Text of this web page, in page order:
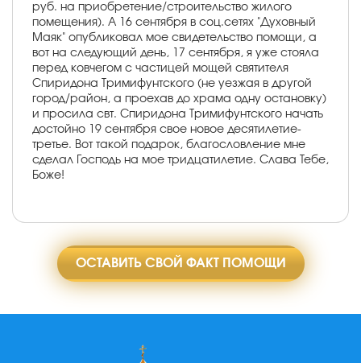
руб. на приобретение/строительство жилого
помещения). А 16 сентября в соц.сетях "Духовный
Маяк" опубликовал мое свидетельство помощи, а
вот на следующий день, 17 сентября, я уже стояла
перед ковчегом с частицей мощей святителя
Спиридона Тримифунтского (не уезжая в другой
город/район, а проехав до храма одну остановку)
и просила свт. Спиридона Тримифунтского начать
достойно 19 сентября свое новое десятилетие-
третье. Вот такой подарок, благословление мне
сделал Господь на мое тридцатилетие. Слава Тебе,
Боже!
ОСТАВИТЬ СВОЙ ФАКТ ПОМОЩИ